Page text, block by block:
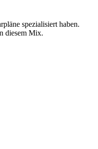
spezialisiert haben.
diesem Mix.